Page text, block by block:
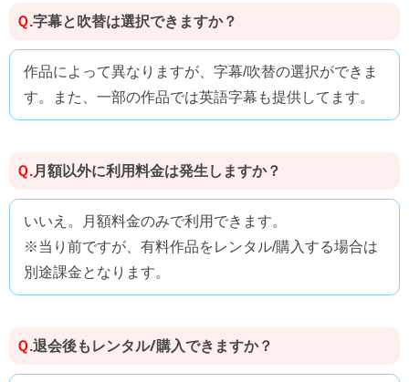
Ｑ.字幕と吹替は選択できますか？
作品によって異なりますが、字幕/吹替の選択ができま
す。また、一部の作品では英語字幕も提供してます。
Ｑ.月額以外に利用料金は発生しますか？
いいえ。月額料金のみで利用できます。
※当り前ですが、有料作品をレンタル/購入する場合は
別途課金となります。
Ｑ.退会後もレンタル/購入できますか？